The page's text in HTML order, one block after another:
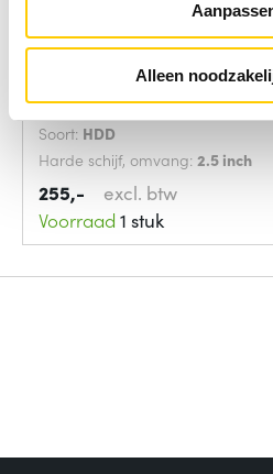
Alleen
Lenovo 1200GB SAS
2.5" interne
SAS
Component voor:Server/
Soort: HDD
Harde schijf, omvang: 2.5 inch
255,-
excl. btw
Voorraad 1 stuk